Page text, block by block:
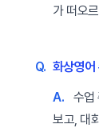
가 떠오
Q. 화상영어
A.
수업
보고, 대